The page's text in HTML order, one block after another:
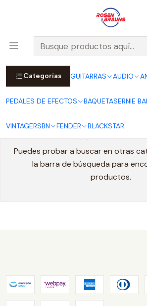
Categorías GUITARRAS AUDIO
PEDALES DE EFECTOS BAQUETASERNIE
VINTAGERSBN FENDER BLACKSTAR
Por compras sobre $25.000 en Santiago
Padre Hurtado, incluimos el despacho!
Ver Detalles
Inicio FENDER CUERDAS FENDER
Cuerdas Acústicas
Puedes probar a buscar en otras
la barra de búsqueda para
productos.